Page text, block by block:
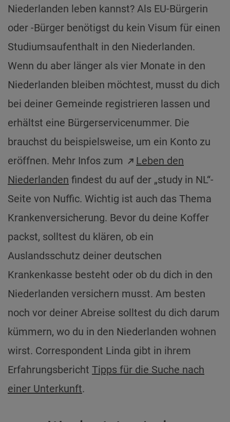
Niederlanden leben kannst? Als EU-Bürgerin
oder -Bürger benötigst du kein Visum für einen
Studiumsaufenthalt in den Niederlanden.
Wenn du aber länger als vier Monate in den
Niederlanden bleiben möchtest, musst du dich
bei deiner Gemeinde registrieren lassen und
erhältst eine Bürgerservicenummer. Die
brauchst du beispielsweise, um ein Konto zu
eröffnen. Mehr Infos zum
Leben den
Niederlanden findest du auf der „study in NL“-
Seite von Nuffic. Wichtig ist auch das Thema
Krankenversicherung. Bevor du deine Koffer
packst, solltest du klären, ob ein
Auslandsschutz deiner deutschen
Krankenkasse besteht oder ob du dich in den
Niederlanden versichern musst. Am besten
noch vor deiner Abreise solltest du dich darum
kümmern, wo du in den Niederlanden wohnen
wirst. Correspondent Linda gibt in ihrem
Erfahrungsbericht Tipps für die Suche nach
einer Unterkunft.